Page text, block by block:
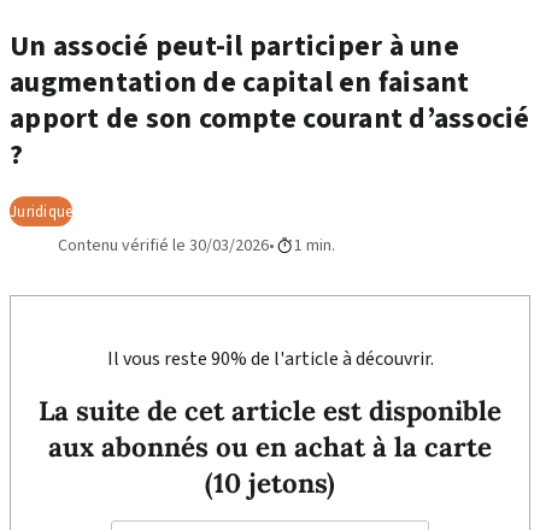
Un associé peut-il participer à une
augmentation de capital en faisant
apport de son compte courant d’associé
?
Juridique
Contenu vérifié le 30/03/2026 1 min.
Il vous reste 90% de l'article à découvrir.
La suite de cet article est disponible
aux abonnés ou en achat à la carte
(10 jetons)